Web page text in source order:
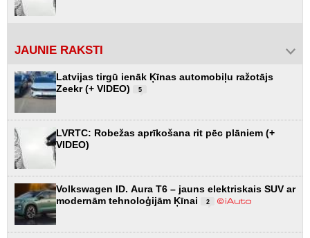
JAUNIE RAKSTI
Latvijas tirgū ienāk Ķīnas automobiļu ražotājs
Zeekr (+ VIDEO)
5
LVRTC: Robežas aprīkošana rit pēc plāniem (+
VIDEO)
Volkswagen ID. Aura T6 – jauns elektriskais SUV ar
modernām tehnoloģijām Ķīnai
2